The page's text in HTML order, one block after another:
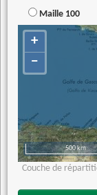
Maille 100
+
−
500 km
Couche de